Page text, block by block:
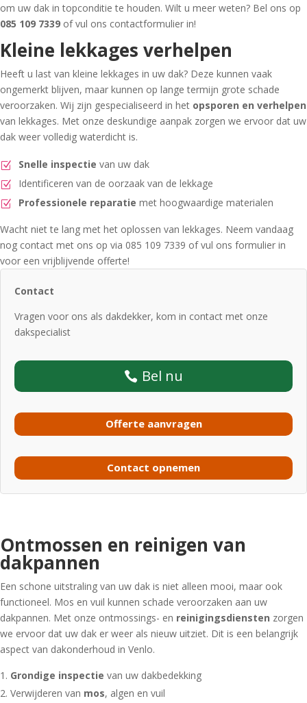
om uw dak in topconditie te houden. Wilt u meer weten? Bel ons op
085 109 7339 of vul ons contactformulier in!
Kleine lekkages verhelpen
Heeft u last van kleine lekkages in uw dak? Deze kunnen vaak
ongemerkt blijven, maar kunnen op lange termijn grote schade
veroorzaken. Wij zijn gespecialiseerd in het opsporen en verhelpen
van lekkages. Met onze deskundige aanpak zorgen we ervoor dat uw
dak weer volledig waterdicht is.
Snelle inspectie van uw dak
Identificeren van de oorzaak van de lekkage
Professionele reparatie met hoogwaardige materialen
Wacht niet te lang met het oplossen van lekkages. Neem vandaag
nog contact met ons op via 085 109 7339 of vul ons formulier in
voor een vrijblijvende offerte!
Contact
Vragen voor ons als dakdekker, kom in contact met onze
dakspecialist
Bel nu
Offerte aanvragen
Contact opnemen
Ontmossen en reinigen van
dakpannen
Een schone uitstraling van uw dak is niet alleen mooi, maar ook
functioneel. Mos en vuil kunnen schade veroorzaken aan uw
dakpannen. Met onze ontmossings- en reinigingsdiensten zorgen
we ervoor dat uw dak er weer als nieuw uitziet. Dit is een belangrijk
aspect van dakonderhoud in Venlo.
Grondige inspectie van uw dakbedekking
Verwijderen van mos, algen en vuil